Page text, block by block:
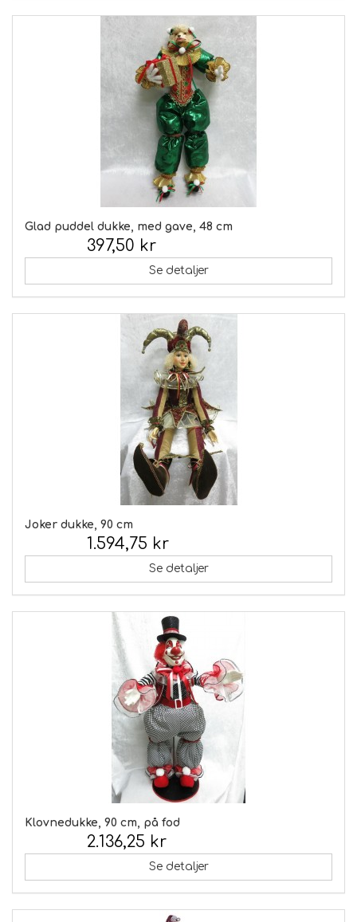
Glad puddel dukke, med gave, 48 cm
397,50 kr
Se detaljer
Joker dukke, 90 cm
1.594,75 kr
Se detaljer
Klovnedukke, 90 cm, på fod
2.136,25 kr
Se detaljer